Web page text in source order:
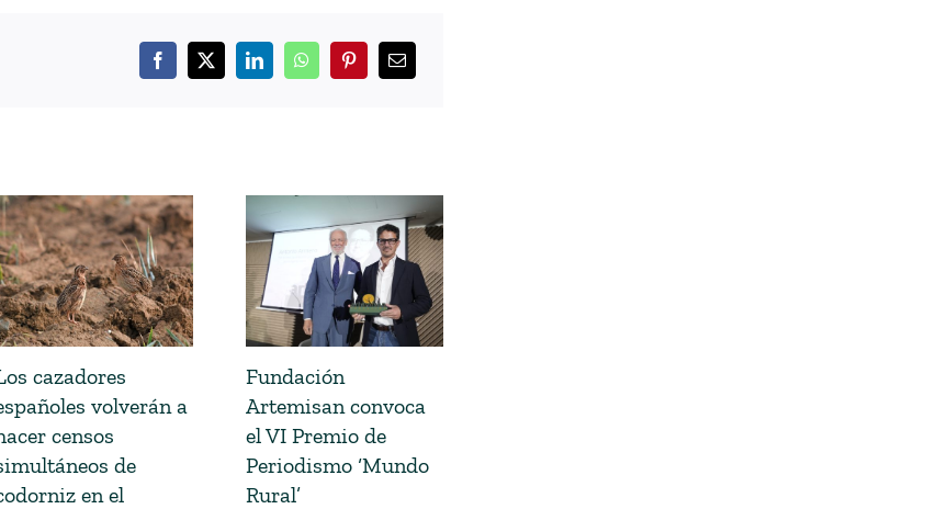
cazadores
volverán a
censos
de
en el
Fundación
Artemisan convoca
el VI Premio de
Periodismo ‘Mundo
Rural’